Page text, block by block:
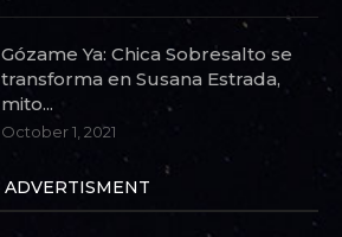
Gózame Ya: Chica Sobresalto se
transforma en Susana Estrada,
mito...
October 1, 2021
ADVERTISMENT